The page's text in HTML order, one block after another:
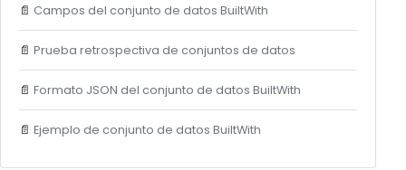
📄 Campos del conjunto de datos BuiltWith
📄 Prueba retrospectiva de conjuntos de datos
📄 Formato JSON del conjunto de datos BuiltWith
📄 Ejemplo de conjunto de datos BuiltWith